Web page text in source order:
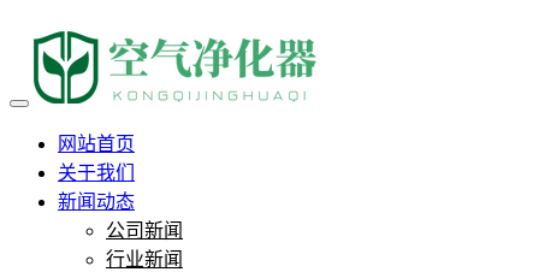
负离子健康技术助力银发经济
网站首页
关于我们
新闻动态
公司新闻
行业新闻